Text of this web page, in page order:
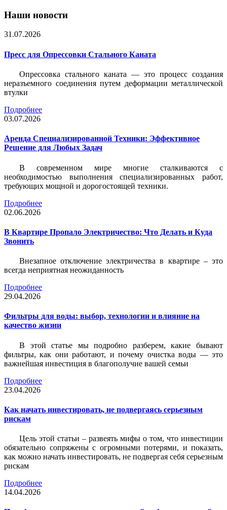
Наши новости
31.07.2026
Пресс для Опрессовки Стального Каната
Опрессовка стального каната — это процесс создания
неразъемного соединения путем деформации металлической
втулки
Подробнее
03.07.2026
Аренда Специализированной Техники: Эффективное
Решение для Любых Задач
В современном мире многие сталкиваются с
необходимостью выполнения специализированных работ,
требующих мощной и дорогостоящей техники.
Подробнее
02.06.2026
В Квартире Пропало Электричество: Что Делать и Куда
Звонить
Внезапное отключение электричества в квартире – это
всегда неприятная неожиданность
Подробнее
29.04.2026
Фильтры для воды: выбор, технологии и влияние на
качество жизни
В этой статье мы подробно разберем, какие бывают
фильтры, как они работают, и почему очистка воды — это
важнейшая инвестиция в благополучие вашей семьи
Подробнее
23.04.2026
Как начать инвестировать, не подвергаясь серьезным
рискам
Цель этой статьи – развеять мифы о том, что инвестиции
обязательно сопряжены с огромными потерями, и показать,
как можно начать инвестировать, не подвергая себя серьезным
рискам
Подробнее
14.04.2026